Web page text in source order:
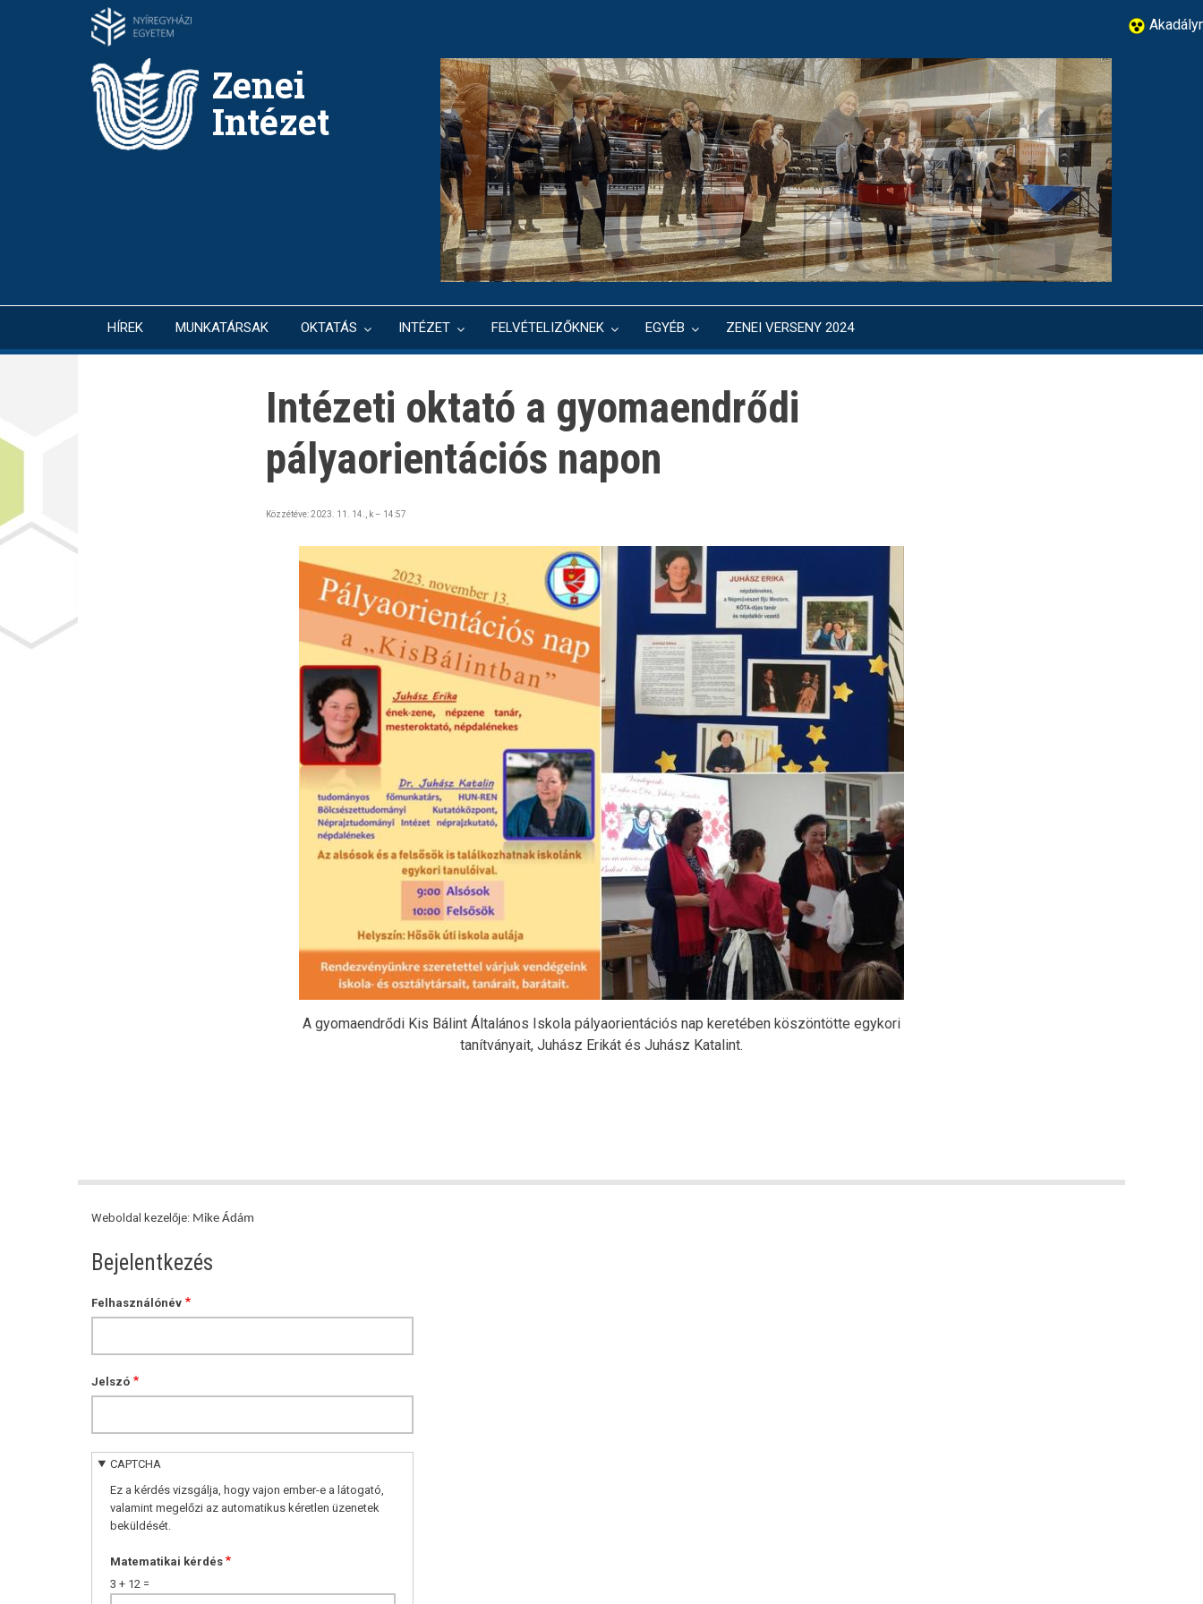
Zenei
Intézet
HÍREK MUNKATÁRSAK OKTATÁS INTÉZET FELVÉTELIZŐKNEK EGYÉB ZENEI VERSENY 2024
Intézeti oktató a gyomaendrődi
pályaorientációs napon
Közzétéve:2023. 11. 14., k – 14:57
A gyomaendrődi Kis Bálint Általános Iskola pályaorientációs nap keretében köszöntötte egykori
tanítványait, Juhász Erikát és Juhász Katalint.
Weboldal kezelője: Mike Ádám
Bejelentkezés
Felhasználónév
Jelszó
CAPTCHA
Ez a kérdés vizsgálja, hogy vajon ember-e a látogató,
valamint megelőzi az automatikus kéretlen üzenetek
beküldését.
Matematikai kérdés
3 + 12 =